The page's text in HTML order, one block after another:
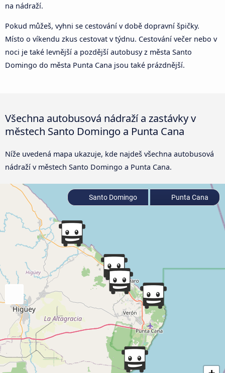
na nádraží.
Pokud můžeš, vyhni se cestování v době dopravní špičky.
Místo o víkendu zkus cestovat v týdnu. Cestování večer nebo v
noci je také levnější a pozdější autobusy z města Santo
Domingo do města Punta Cana jsou také prázdnější.
Všechna autobusová nádraží a zastávky v
městech Santo Domingo a Punta Cana
Níže uvedená mapa ukazuje, kde najdeš všechna autobusová
nádraží v městech Santo Domingo a Punta Cana.
Santo Domingo Punta Cana